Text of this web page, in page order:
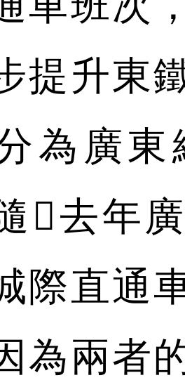
提升東
為廣
去年
際直通
為兩者